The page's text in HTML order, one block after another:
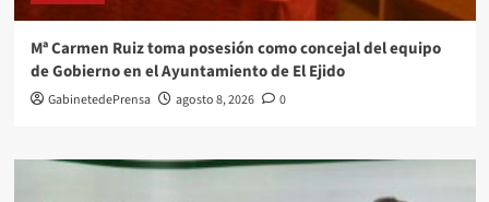
Mª Carmen Ruiz toma posesión como concejal del equipo
de Gobierno en el Ayuntamiento de El Ejido
GabinetedePrensa agosto 8, 2026 0